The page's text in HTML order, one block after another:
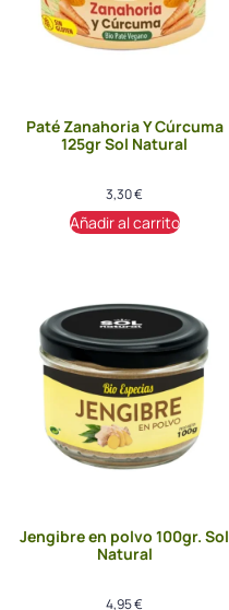
Paté Zanahoria Y Cúrcuma
125gr Sol Natural
3,30€
Añadir al carrito
Jengibre en polvo 100gr. Sol
Natural
4,95€